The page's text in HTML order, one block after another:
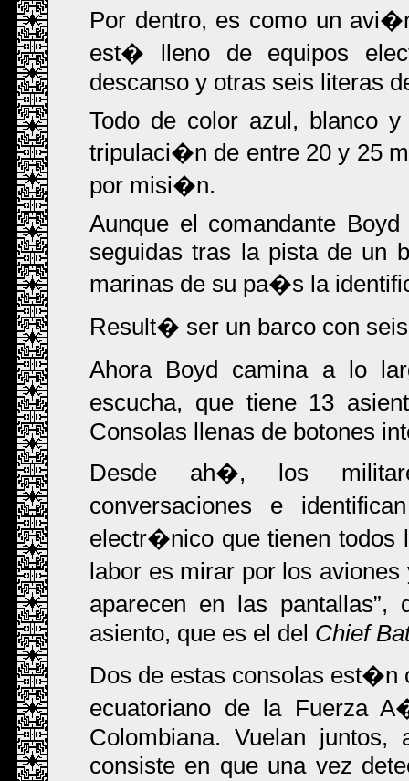
Por dentro, es como un
est� lleno de equipos
descanso y otras seis literas
Todo de color azul, blanco
tripulaci�n de entre 20 y 25
por misi�n.
Aunque el comandante
seguidas tras la pista de un
marinas de su pa�s la
Result� ser un barco con
Ahora Boyd camina a lo
escucha, que tiene 13
Consolas llenas de botones
Desde ah�, los
conversaciones e
electr�nico que tienen todos
labor es mirar por los
aparecen en las pantallas ,
asiento, que es el del Chief
Dos de estas consolas
ecuatoriano de la Fuerza
Colombiana. Vuelan
consiste en que una vez